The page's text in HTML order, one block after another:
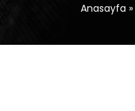
Anasayfa »